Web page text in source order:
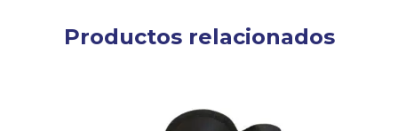
Productos relacionados